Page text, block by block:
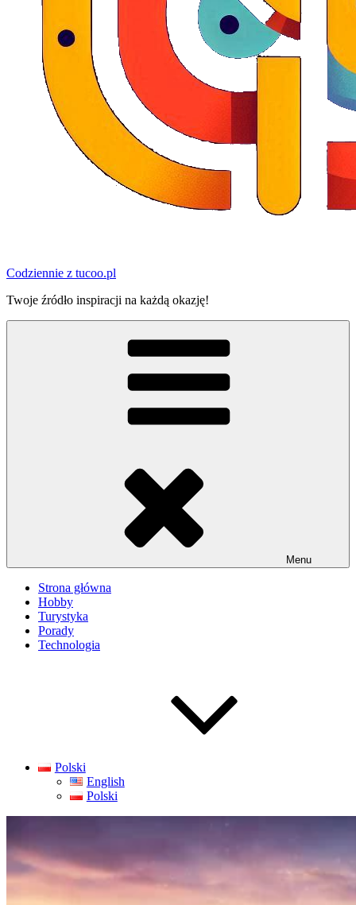
Codziennie z tucoo.pl
Twoje źródło inspiracji na każdą okazję!
Menu
Strona główna
Hobby
Turystyka
Porady
Technologia
Polski
English
Polski